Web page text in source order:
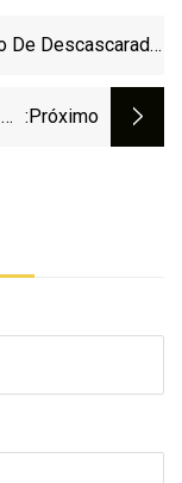
De Descascarado
De Nueces
:próximo